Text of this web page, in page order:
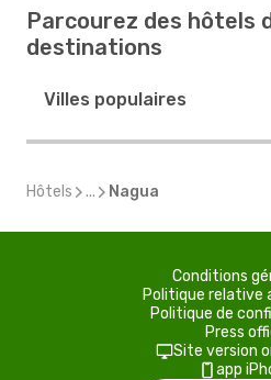
Parcourez des hôtels
destinations
Villes populaires
Hôtels ... Nagua
Conditions
Politique relative
Politique de
Press
Site version
app